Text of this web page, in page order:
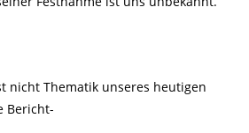
nicht Thematik unseres heutigen
Bericht-